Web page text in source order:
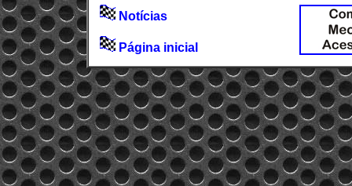
Notícias
Página inicial